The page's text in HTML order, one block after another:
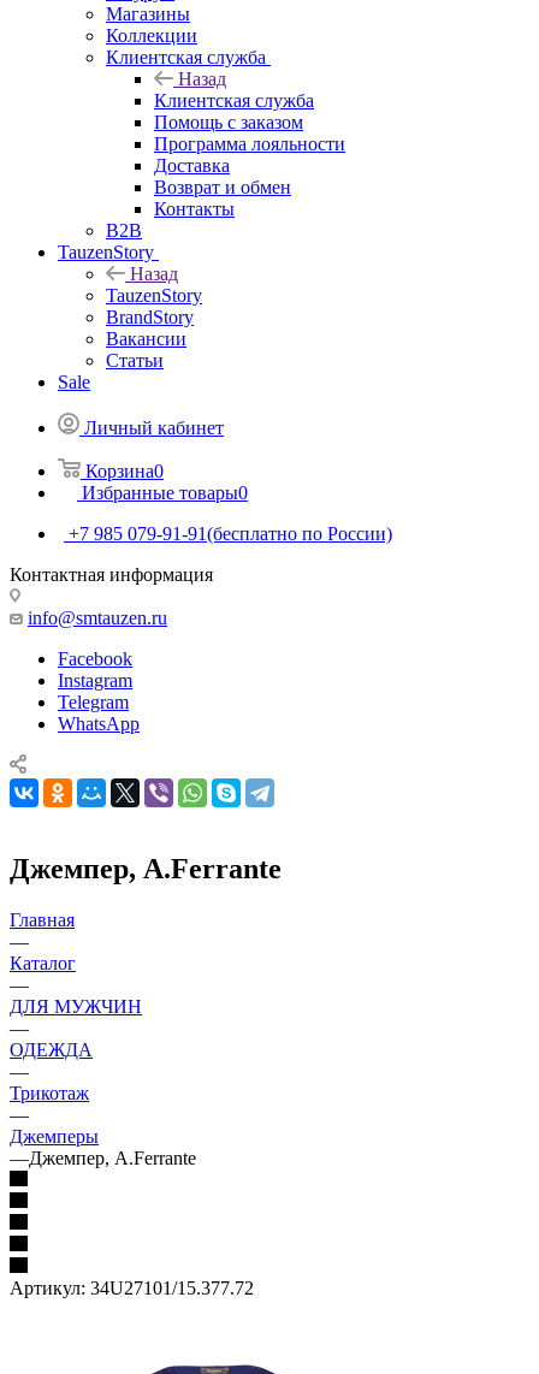
Магазины
Коллекции
Клиентская служба
Назад
Клиентская служба
Помощь с заказом
Программа лояльности
Доставка
Возврат и обмен
Контакты
B2B
TauzenStory
Назад
TauzenStory
BrandStory
Вакансии
Статьи
Sale
Личный кабинет
Корзина0
Избранные товары0
+7 985 079-91-91(бесплатно по России)
Контактная информация
info@smtauzen.ru
Facebook
Instagram
Telegram
WhatsApp
Джемпер, A.Ferrante
Главная
—
Каталог
—
ДЛЯ МУЖЧИН
—
ОДЕЖДА
—
Трикотаж
—
Джемперы
—Джемпер, A.Ferrante
Артикул: 34U27101/15.377.72